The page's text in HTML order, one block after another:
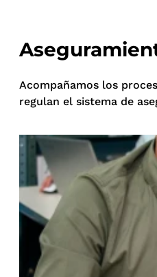
Acompañamos los
regulan el sistema de